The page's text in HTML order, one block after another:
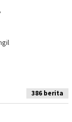
386 berita